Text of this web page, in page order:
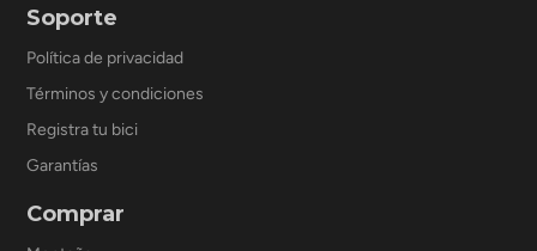
Soporte
Política de privacidad
Términos y condiciones
Registra tu bici
Garantías
Comprar